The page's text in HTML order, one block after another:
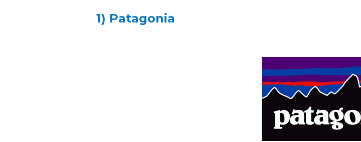
1) Patagonia